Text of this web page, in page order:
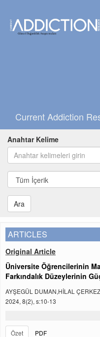
Current Addiction
Anahtar Kelime
Ara
ARTICLES
Original Article
Üniversite Öğrencilerinin
Farkındalık Düzeylerinin
AYŞEGÜL DUMAN,HİLAL
2024, 8(2), s:10-13
Özet
PDF